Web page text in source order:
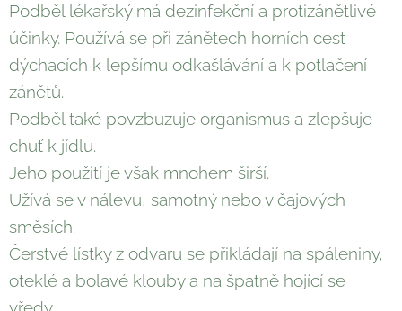
Podběl lékařský má dezinfekční a protizánětlivé
účinky. Používá se při zánětech horních cest
dýchacích k lepšímu odkašlávání a k potlačení
zánětů.
Podběl také povzbuzuje organismus a zlepšuje
chuť k jídlu.
Jeho použití je však mnohem širší.
Užívá se v nálevu, samotný nebo v čajových
směsích.
Čerstvé lístky z odvaru se přikládají na spáleniny,
oteklé a bolavé klouby a na špatně hojící se